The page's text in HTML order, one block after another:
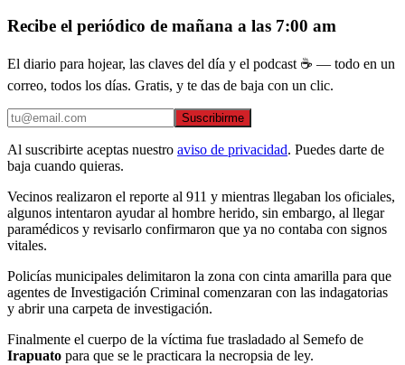
Recibe el periódico de mañana a las 7:00 am
El diario para hojear, las claves del día y el podcast ☕ — todo en un
correo, todos los días. Gratis, y te das de baja con un clic.
Suscribirme
Al suscribirte aceptas nuestro aviso de privacidad. Puedes darte de
baja cuando quieras.
Vecinos realizaron el reporte al 911 y mientras llegaban los oficiales,
algunos intentaron ayudar al hombre herido, sin embargo, al llegar
paramédicos y revisarlo confirmaron que ya no contaba con signos
vitales.
Policías municipales delimitaron la zona con cinta amarilla para que
agentes de Investigación Criminal comenzaran con las indagatorias
y abrir una carpeta de investigación.
Finalmente el cuerpo de la víctima fue trasladado al Semefo de
Irapuato para que se le practicara la necropsia de ley.